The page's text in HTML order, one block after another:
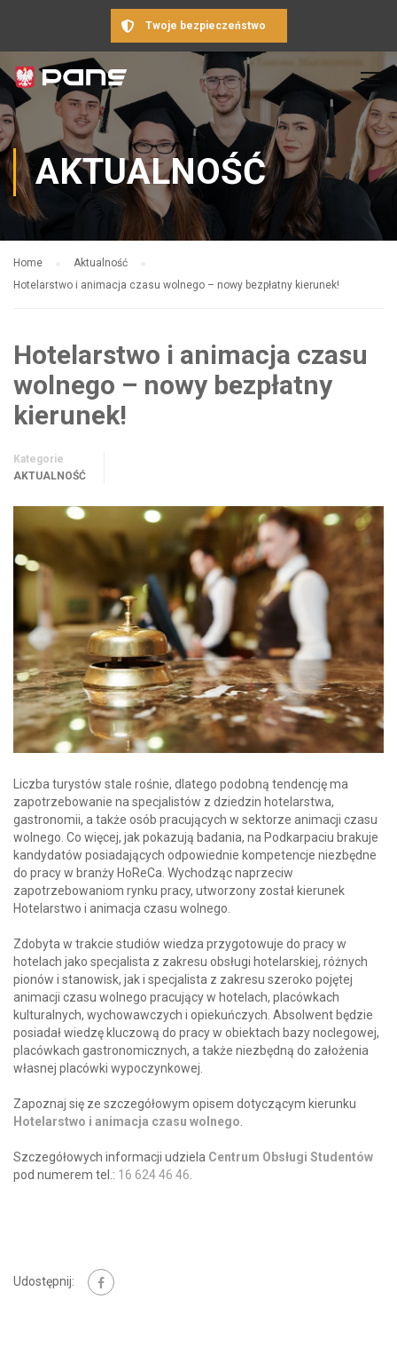
Twoje bezpieczeństwo
AKTUALNOŚĆ
Home
Aktualność
Hotelarstwo i animacja czasu wolnego – nowy bezpłatny kierunek!
Hotelarstwo i animacja czasu
wolnego – nowy bezpłatny
kierunek!
Kategorie
AKTUALNOŚĆ
Liczba turystów stale rośnie, dlatego podobną tendencję ma
zapotrzebowanie na specjalistów z dziedzin hotelarstwa,
gastronomii, a także osób pracujących w sektorze animacji czasu
wolnego. Co więcej, jak pokazują badania, na Podkarpaciu brakuje
kandydatów posiadających odpowiednie kompetencje niezbędne
do pracy w branży HoReCa. Wychodząc naprzeciw
zapotrzebowaniom rynku pracy, utworzony został kierunek
Hotelarstwo i animacja czasu wolnego.
Zdobyta w trakcie studiów wiedza przygotowuje do pracy w
hotelach jako specjalista z zakresu obsługi hotelarskiej, różnych
pionów i stanowisk, jak i specjalista z zakresu szeroko pojętej
animacji czasu wolnego pracujący w hotelach, placówkach
kulturalnych, wychowawczych i opiekuńczych. Absolwent będzie
posiadał wiedzę kluczową do pracy w obiektach bazy noclegowej,
placówkach gastronomicznych, a także niezbędną do założenia
własnej placówki wypoczynkowej.
Zapoznaj się ze szczegółowym opisem dotyczącym kierunku
Hotelarstwo i animacja czasu wolnego
Szczegółowych informacji udziela Centrum Obsługi Studentów
pod numerem tel.: 16 624 46 46
Udostępnij: